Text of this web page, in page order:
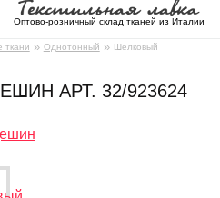
Оптово-розничный склад тканей из Италии
ткани » Однотонный » Шелковый
АРТ. 32/923624